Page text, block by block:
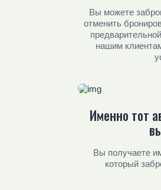
Вы можете
отменить
нашим
Именно тот
Вы получаете
который